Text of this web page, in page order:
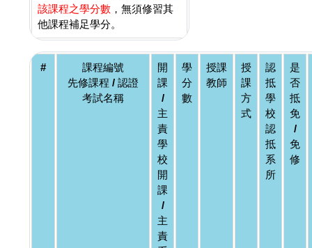
該課程之學分數 ，無須修習其
他課程補足學分。
#
課程編號
先修課程 / 認證
考試名稱
開
課
/
主
責
學
校
開
課
/
主
責
學
分
數
授課
教師
授
課
方
式
認
抵
學
校
認
抵
系
所
是
否
抵
免
/
免
修